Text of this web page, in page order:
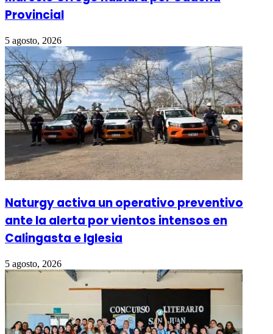
Provincial
5 agosto, 2026
Naturgy activa un operativo preventivo
ante la alerta por vientos intensos en
Calingasta e Iglesia
5 agosto, 2026